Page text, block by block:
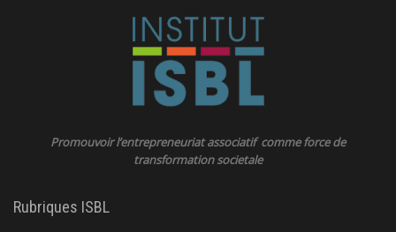
Promouvoir l’entrepreneuriat associatif comme force de
transformation societale
Rubriques ISBL